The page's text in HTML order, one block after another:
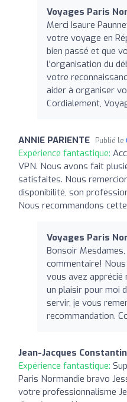
Voyages Paris
Merci Isaure
votre voyage en
bien passé et que
l'organisation du
votre
aider à organiser
Cordialement,
ANNIE PARIENTE Publié le
Expérience fantastique:
VPN. Nous avons fait
satisfaites. Nous
disponibilité, son
Nous recommandons
Voyages Paris
Bonsoir
commentaire!
vous avez apprécié
un plaisir pour moi
servir, je vous
recommandation.
Jean-Jacques Constantin
Expérience fantastique:
Paris Normandie bravo
votre professionnalisme